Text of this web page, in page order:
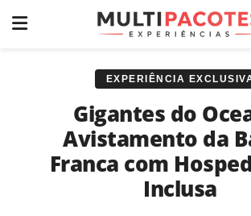
EXPERIÊNCIA
Gigantes do
Avistamento da
Franca com
Inclusa